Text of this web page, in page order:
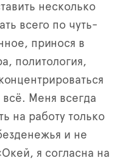
несколько
всего по чуть-
, принося в
политология,
всё. Меня всегда
на работу только
и не
, я согласна на